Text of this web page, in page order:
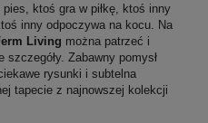
ktoś gra w piłkę, ktoś inny
inny odpoczywa na kocu. Na
Living można patrzeć i
Zabawny pomysł
rysunki i subtelna
tapecie z najnowszej kolekcji